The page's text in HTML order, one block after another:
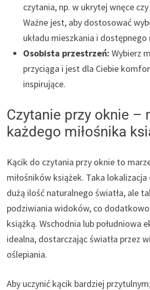
czytania, np. w ukrytej wnęce
Ważne jest, aby dostosować
układu mieszkania i
Osobista przestrzeń: Wybierz
przyciąga i jest dla Ciebie
inspirujące.
Czytanie przy oknie –
każdego miłośnika
Kącik do czytania przy oknie to
miłośników książek. Taka
dużą ilość naturalnego światła, ale
podziwiania widoków, co dodatkowo
książką. Wschodnia lub południowa
idealna, dostarczając światła przez
oślepiania.
Aby uczynić kącik bardziej